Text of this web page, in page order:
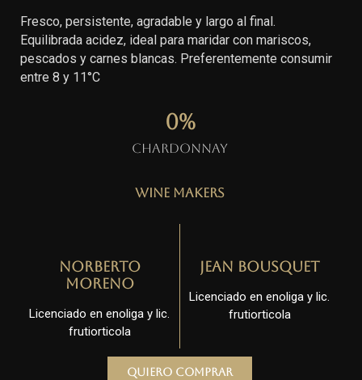
Fresco, persistente, agradable y largo al final.
Equilibrada acidez, ideal para maridar con mariscos,
pescados y carnes blancas. Preferentemente consumir
entre 8 y 11°C
Chardonnay
0%
Wine Makers
Norberto
Moreno
Licenciado en enoliga y lic.
frutiorticola
Jean Bousquet
Licenciado en enoliga y lic.
frutiorticola
Quiero comprar